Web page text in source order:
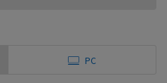
PC